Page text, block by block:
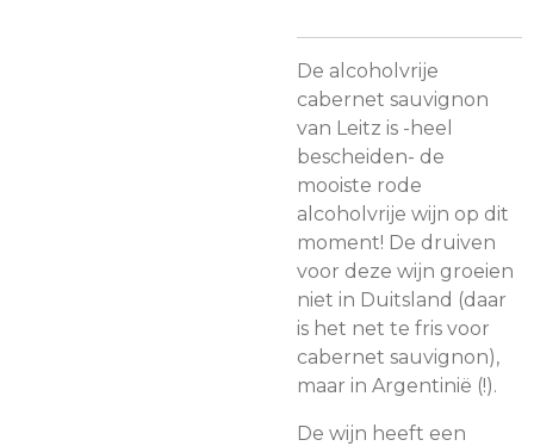
De alcoholvrije
cabernet sauvignon
van Leitz is -heel
bescheiden- de
mooiste rode
alcoholvrije wijn op dit
moment! De druiven
voor deze wijn groeien
niet in Duitsland (daar
is het net te fris voor
cabernet sauvignon),
maar in Argentinië (!).
De wijn heeft een